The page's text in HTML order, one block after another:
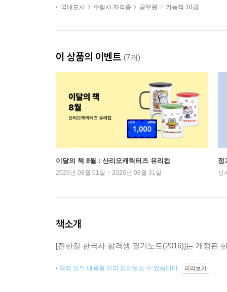
국내도서
수험서 자격증 공무원 기능직 10급
이 상품의 이벤트 (7개)
이달의 책 8월 : 산리오캐릭터즈 유리컵
2026년 08월 01일 ~ 2026년 08월 31일
정
상
책소개
[전한길 한국사 합격생 필기노트(2016)]는 개정된
책의 일부 내용을 미리 읽어보실 수 있습니다. 미리보기